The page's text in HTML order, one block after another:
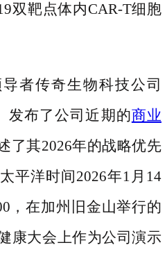
双靶点体内CAR-T细胞
者传奇生物科技公司
发布了公司近期的商业
了其2026年的战略优先
平洋时间2026年1月14
，在加州旧金山举行的
康大会上作为公司演示